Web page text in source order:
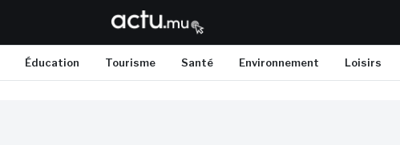
Éducation Tourisme Santé Environnement Loisirs